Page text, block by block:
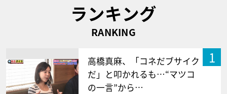
ランキング
RANKING
1
高橋真麻、「コネだブサイク
だ」と叩かれるも…“マツコ
の一言”から…